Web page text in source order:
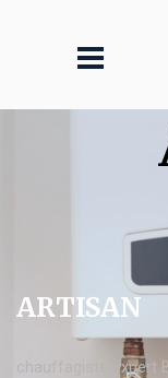
ARTISAN
chauffagiste expert